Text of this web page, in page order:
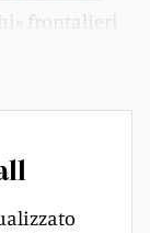
frontalieri